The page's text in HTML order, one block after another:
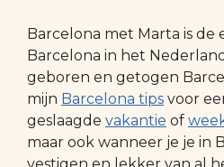
Barcelona met Marta is de
Barcelona in het
geboren en getogen
mijn Barcelona tips voor
geslaagde vakantie of
maar ook wanneer je je in
vestigen en lekker van al